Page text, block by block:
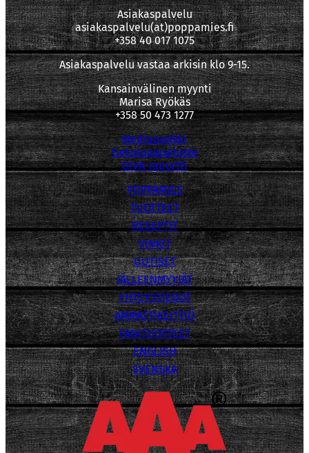
Asiakaspalvelu
asiakaspalvelu(at)poppamies.fi
+358 40 017 1075
Asiakaspalvelu vastaa arkisin klo 9-15.
Kansainvälinen myynti
Marisa Ryökäs
+358 50 473 1277
Mediapankki
tietosuojaseloste
OIVA-raportti
POPPAMIES
TUOTTEET
RESEPTIT
VINKIT
UUTISET
JÄLLEENMYYJÄT
YHTEYSTIEDOT
AMMATTIKEITTIÖ
FANITUOTTEET
ENGLISH
SVENSKA